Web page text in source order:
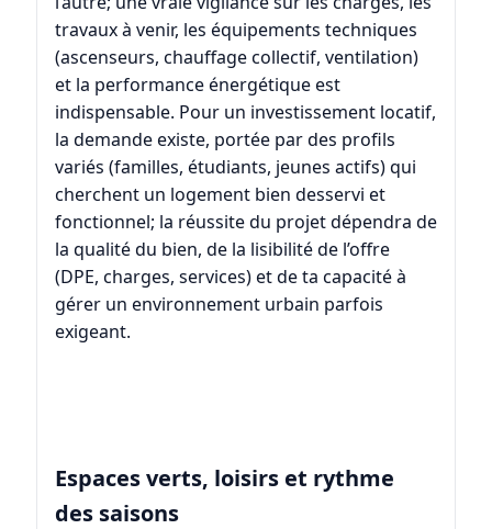
travaux à venir, les équipements techniques
(ascenseurs, chauffage collectif, ventilation)
et la performance énergétique est
indispensable. Pour un investissement locatif,
la demande existe, portée par des profils
variés (familles, étudiants, jeunes actifs) qui
cherchent un logement bien desservi et
fonctionnel; la réussite du projet dépendra de
la qualité du bien, de la lisibilité de l’offre
(DPE, charges, services) et de ta capacité à
gérer un environnement urbain parfois
exigeant.
Espaces verts, loisirs et rythme
des saisons